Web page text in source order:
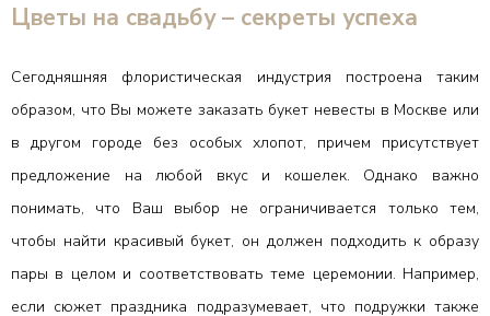
Цветы на свадьбу – секреты успеха
Сегодняшняя флористическая индустрия построена таким
образом, что Вы можете заказать букет невесты в Москве или
в другом городе без особых хлопот, причем присутствует
предложение на любой вкус и кошелек. Однако важно
понимать, что Ваш выбор не ограничивается только тем,
чтобы найти красивый букет, он должен подходить к образу
пары в целом и соответствовать теме церемонии. Например,
если сюжет праздника подразумевает, что подружки также